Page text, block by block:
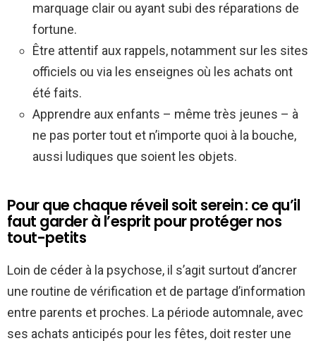
marquage clair ou ayant subi des réparations de
fortune.
Être attentif aux rappels, notamment sur les sites
officiels ou via les enseignes où les achats ont
été faits.
Apprendre aux enfants – même très jeunes – à
ne pas porter tout et n’importe quoi à la bouche,
aussi ludiques que soient les objets.
Pour que chaque réveil soit serein : ce qu’il
faut garder à l’esprit pour protéger nos
tout-petits
Loin de céder à la psychose, il s’agit surtout d’ancrer
une routine de vérification et de partage d’information
entre parents et proches. La période automnale, avec
ses achats anticipés pour les fêtes, doit rester une